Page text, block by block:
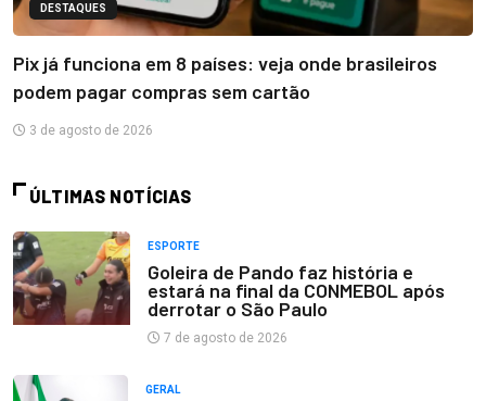
DESTAQUES
Pix já funciona em 8 países: veja onde brasileiros
podem pagar compras sem cartão
3 de agosto de 2026
ÚLTIMAS NOTÍCIAS
ESPORTE
Goleira de Pando faz história e
estará na final da CONMEBOL após
derrotar o São Paulo
7 de agosto de 2026
GERAL